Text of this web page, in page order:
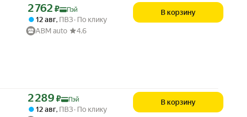
Цена с картой Яндекс Пэй 2762 ₽ вместо
2 762 ₽ Пэй
12 авг, ПВЗ По клику
ABM auto
4.6
В корзину
Цена с картой Яндекс Пэй 2289 ₽ вместо
2 289₽ Пэй
12 авг, ПВЗ По клику
В корзину